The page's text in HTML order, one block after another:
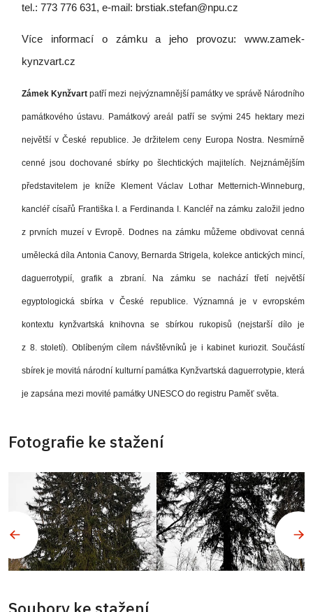
tel.: 773 776 631, e-mail: brstiak.stefan@npu.cz
Více informací o zámku a jeho provozu: www.zamek-
kynzvart.cz
Zámek Kynžvart patří mezi nejvýznamnější památky ve správě Národního
památkového ústavu. Památkový areál patří se svými 245 hektary mezi
největší v České republice. Je držitelem ceny Europa Nostra. Nesmírně
cenné jsou dochované sbírky po šlechtických majitelích. Nejznámějším
představitelem je kníže Klement Václav Lothar Metternich-Winneburg,
kancléř císařů Františka I. a Ferdinanda I. Kancléř na zámku založil jedno
z prvních muzeí v Evropě. Dodnes na zámku můžeme obdivovat cenná
umělecká díla Antonia Canovy, Bernarda Strigela, kolekce antických mincí,
daguerrotypií, grafik a zbraní. Na zámku se nachází třetí největší
egyptologická sbírka v České republice. Významná je v evropském
kontextu kynžvartská knihovna se sbírkou rukopisů (nejstarší dílo je
z 8. století). Oblíbeným cílem návštěvníků je i kabinet kuriozit. Součástí
sbírek je movitá národní kulturní památka Kynžvartská daguerrotypie, která
je zapsána mezi movité památky UNESCO do registru Paměť světa.
Fotografie ke stažení